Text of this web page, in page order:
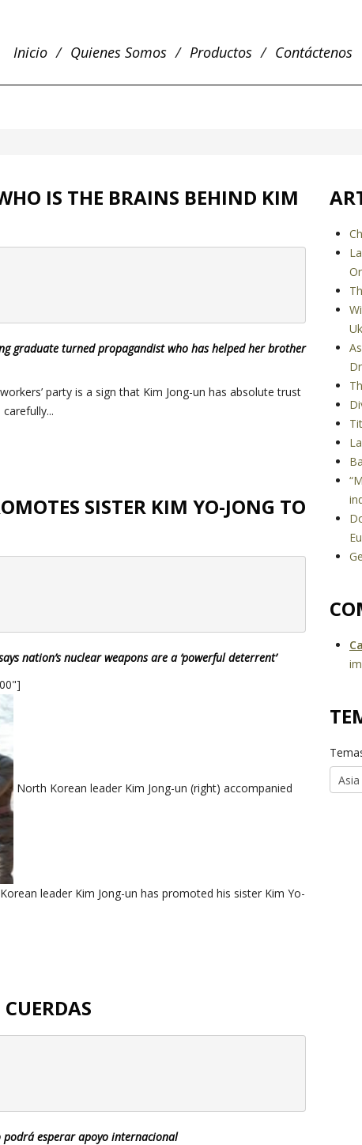
Inicio Quienes Somos Productos Contáctenos
IS THE BRAINS BEHIND KIM
graduate turned propagandist who has helped her brother
party is a sign that Kim Jong-un has absolute trust
SISTER KIM YO-JONG TO
nation’s nuclear weapons are a ‘powerful deterrent’
North Korean leader Kim Jong-un (right) accompanied
leader Kim Jong-un has promoted his sister Kim Yo-
esperar apoyo internacional